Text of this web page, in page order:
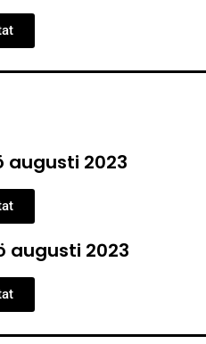
augusti 2023
augusti 2023